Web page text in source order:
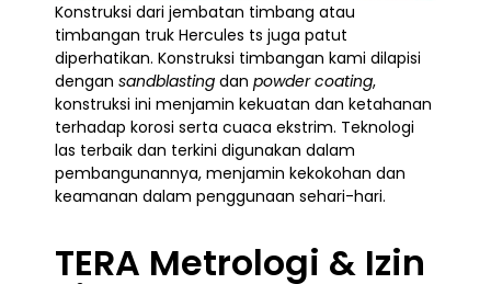
Konstruksi dari jembatan timbang atau
timbangan truk Hercules ts juga patut
diperhatikan. Konstruksi timbangan kami dilapisi
dengan sandblasting dan powder coating,
konstruksi ini menjamin kekuatan dan ketahanan
terhadap korosi serta cuaca ekstrim. Teknologi
las terbaik dan terkini digunakan dalam
pembangunannya, menjamin kekokohan dan
keamanan dalam penggunaan sehari-hari.
TERA Metrologi & Izin